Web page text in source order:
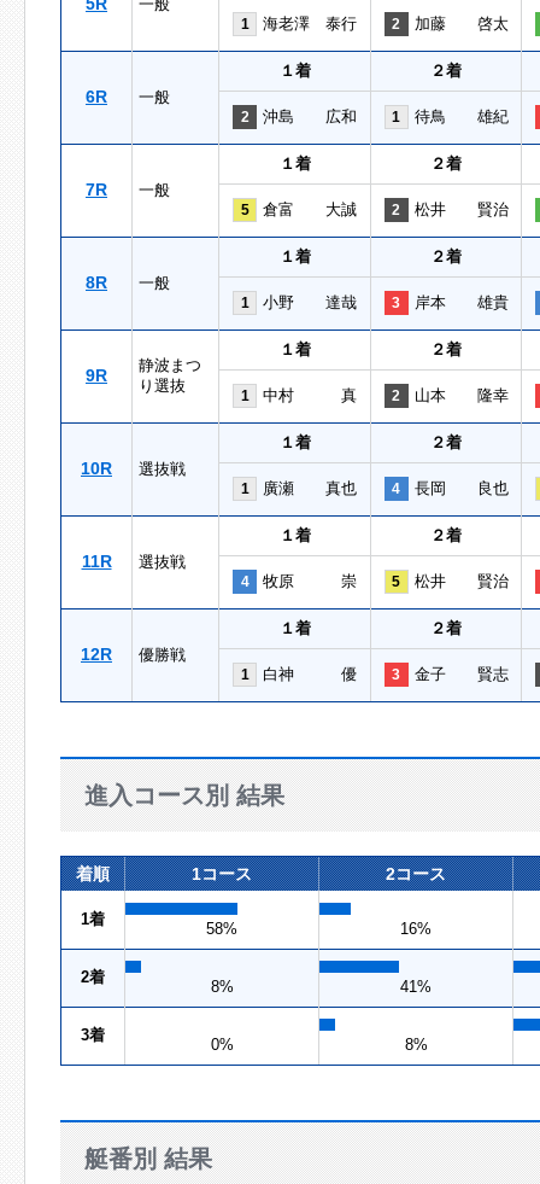
一般
1 海老澤 泰行 2 加藤 啓太
6R 一般
１着 ２着
2 沖島 広和 1 待鳥 雄紀
7R 一般
１着 ２着
5 倉富 大誠 2 松井 賢治
8R 一般
１着 ２着
1 小野 達哉 3 岸本 雄貴
9R
静波まつ
り選抜
１着 ２着
1 中村 真 2 山本 隆幸
10R 選抜戦
１着 ２着
1 廣瀬 真也 4 長岡 良也
11R 選抜戦
１着 ２着
4 牧原 崇 5 松井 賢治
12R 優勝戦
１着 ２着
1 白神 優 3 金子 賢志
進入コース別 結果
着順 1コース 2コース
1着
58% 16%
2着
8% 41%
3着
0% 8%
艇番別 結果